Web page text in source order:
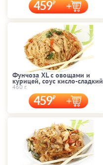
459
Фунчоза XL с овощами и
курицей, соус кисло-сладкий
460 г.
459